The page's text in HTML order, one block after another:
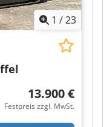
1 /23
13.900 €
Festpreis zzgl. MwSt.